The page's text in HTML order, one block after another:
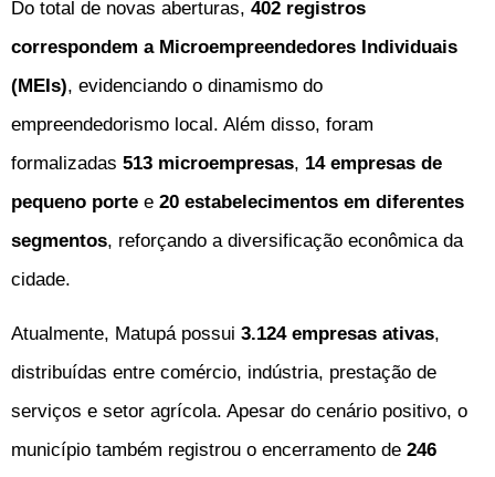
Do total de novas aberturas, 402 registros
correspondem a Microempreendedores Individuais
(MEIs), evidenciando o dinamismo do
empreendedorismo local. Além disso, foram
formalizadas 513 microempresas, 14 empresas de
pequeno porte e 20 estabelecimentos em diferentes
segmentos, reforçando a diversificação econômica da
cidade.
Atualmente, Matupá possui 3.124 empresas ativas,
distribuídas entre comércio, indústria, prestação de
serviços e setor agrícola. Apesar do cenário positivo, o
município também registrou o encerramento de 246